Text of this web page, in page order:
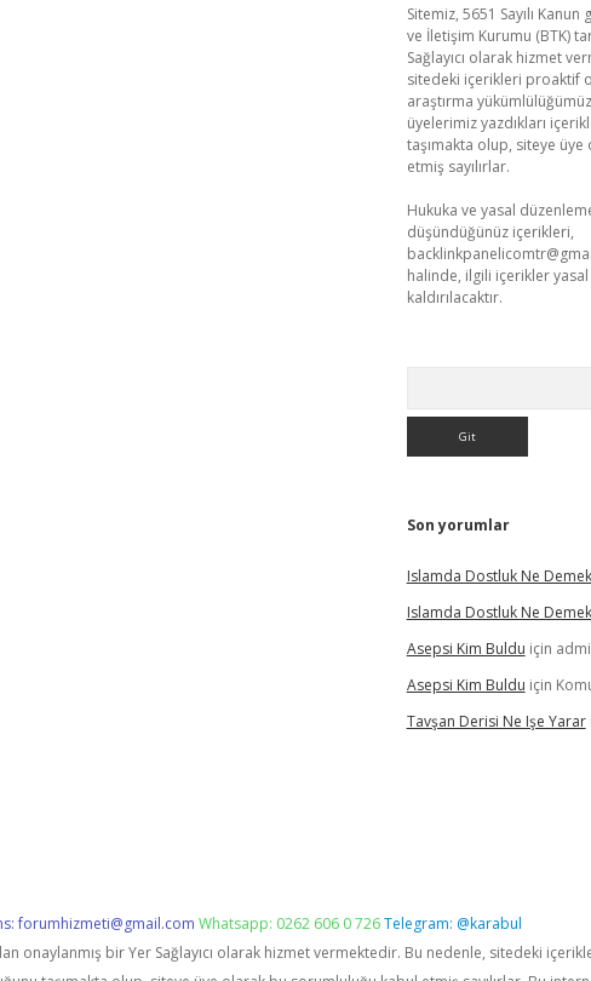
Sitemiz, 5651 Sayılı
ve İletişim Kurumu (BTK)
Sağlayıcı olarak hizmet
sitedeki içerikleri proaktif
araştırma
üyelerimiz yazdıkları
taşımakta olup, siteye
etmiş sayılırlar.
Hukuka ve yasal
düşündüğünüz içerikleri,
halinde, ilgili içerikler
kaldırılacaktır.
Son yorumlar
Islamda Dostluk Ne
Islamda Dostluk Ne
Asepsi Kim Buldu için
Asepsi Kim Buldu için
Tavşan Derisi Ne Işe Yarar
forumhizmeti@gmail.com Whatsapp: 0262 606 0 726Telegram: @karabul
onaylanmış bir Yer Sağlayıcı olarak hizmet vermektedir. Bu nedenle, sitedeki